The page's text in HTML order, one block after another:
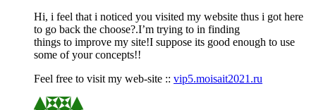
Hi, i feel that i noticed you visited my website thus i got here
to go back the choose?.I’m trying to in finding
things to improve my site!I suppose its good enough to use
some of your concepts!!
Feel free to visit my web-site :: vip5.moisait2021.ru